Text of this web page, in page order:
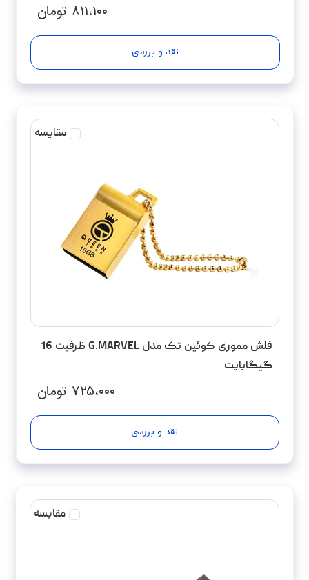
۸۱۱،۱۰۰ تومان
نقد و بررسی
مقایسه
فلش مموری کوئین تک مدل G.MARVEL ظرفیت 16
گیگابایت
۷۲۵،۰۰۰ تومان
نقد و بررسی
مقایسه